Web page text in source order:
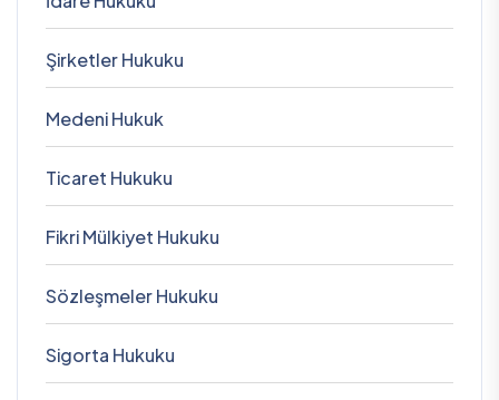
Şirketler Hukuku
Medeni Hukuk
Ticaret Hukuku
Fikri Mülkiyet Hukuku
Sözleşmeler Hukuku
Sigorta Hukuku